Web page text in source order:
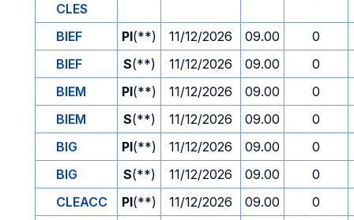
CLES
BIEF PI(**) 11/12/2026 09.00
0
BIEF
S(**) 11/12/2026 09.00
0
BIEM
PI(**) 11/12/2026 09.00
0
BIEM
S(**) 11/12/2026 09.00
0
BIG
PI(**) 11/12/2026 09.00
0
BIG
S(**) 11/12/2026 09.00
0
CLEACC
PI(**) 11/12/2026 09.00
0